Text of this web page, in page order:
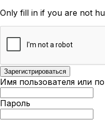
Only fill in if you are not
Имя пользователя или
Пароль